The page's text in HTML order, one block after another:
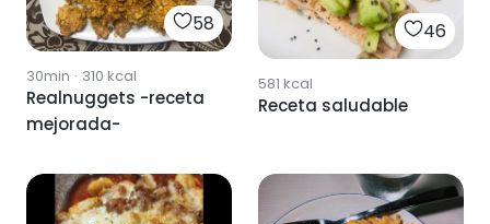
58
30min · 310 kcal
Realnuggets -receta
mejorada-
46
581 kcal
Receta saludable